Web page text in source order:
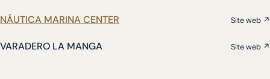
NÁUTICA MARINA CENTER Site web ↗
VARADERO LA MANGA Site web ↗